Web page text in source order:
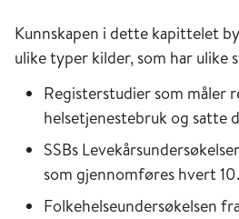
Kunnskapen i dette kapittelet
ulike typer kilder, som har ulike
Registerstudier som måler
helsetjenestebruk og satte
SSBs
som gjennomføres hvert 10.
Folkehelseundersøkelsen